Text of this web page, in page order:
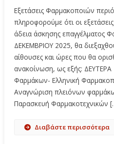
Εξετάσεις Φαρμακοποιών
πληροφορούμε ότι οι
άδεια άσκησης επαγγέλματος
ΔΕΚΕΜΒΡΙΟΥ 2025, θα
αίθουσες και ώρες που θα
ανακοίνωση, ως εξής:
Φαρμάκων- Ελληνική
Αναγνώριση πλειόνων
Παρασκευή Φαρμακοτεχνικών
Διαβάστε περισσότερα